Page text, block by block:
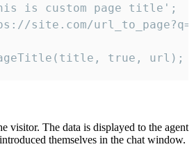
is custom page title';
site.com/
true, url);
visitor. The data is displayed to the agent
themselves in the chat window.